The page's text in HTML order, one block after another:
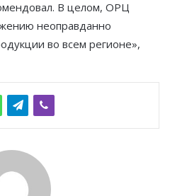
В целом, ОРЦ
неоправданно
во всем регионе»,